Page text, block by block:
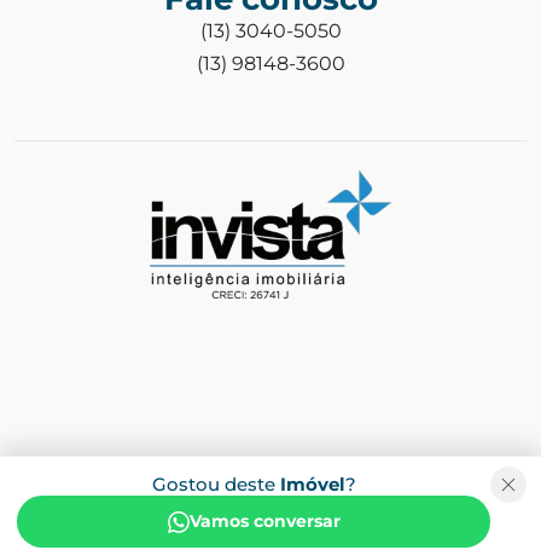
Gostou deste Imóvel?
Vamos conversar
(13) 3040-5050
(13) 98148-3600